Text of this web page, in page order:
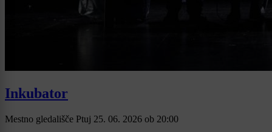
Inkubator
Mestno gledališče Ptuj 25. 06. 2026 ob 20:00